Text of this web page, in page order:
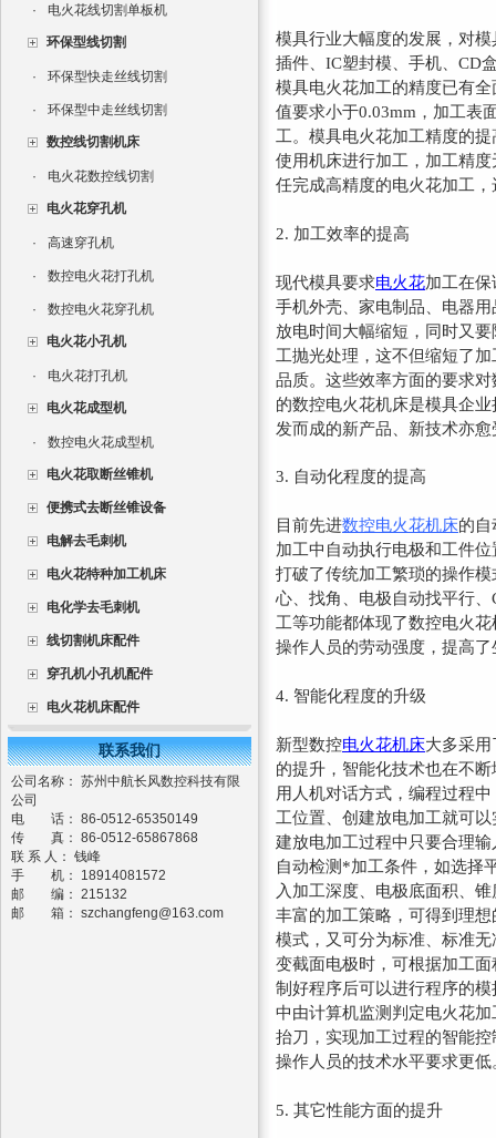
· 电火花线切割单板机
环保型线切割
· 环保型快走丝线切割
· 环保型中走丝线切割
数控线切割机床
· 电火花数控线切割
电火花穿孔机
· 高速穿孔机
· 数控电火花打孔机
· 数控电火花穿孔机
电火花小孔机
· 电火花打孔机
电火花成型机
· 数控电火花成型机
电火花取断丝锥机
便携式去断丝锥设备
电解去毛刺机
电火花特种加工机床
电化学去毛刺机
线切割机床配件
穿孔机小孔机配件
电火花机床配件
联系我们
公司名称： 苏州中航长风数控科技有限
公司
电 话： 86-0512-65350149
传 真： 86-0512-65867868
联 系 人： 钱峰
手 机： 18914081572
邮 编： 215132
邮 箱：szchangfeng@163.com
模具行业大幅度的发展，对
插件、 IC塑封模、手机、 CD
模具电火花加工的精度已有
值要求小于0.03mm ，加工表
工。模具电火花加工精度的
使用机床进行加工，加工精
任完成高精度的电火花加工
2. 加工效率的提高
现代模具要求电火花加工在
手机外壳、家电制品、电器
放电时间大幅缩短，同时又
工抛光处理，这不但缩短了
品质。这些效率方面的要求
的数控电火花机床是模具企
发而成的新产品、新技术亦愈
3. 自动化程度的提高
目前先进数控电火花机床的自
加工中自动执行电极和工件
打破了传统加工繁琐的操作
心、找角、电极自动找平行、
工等功能都体现了数控电火
操作人员的劳动强度，提高
4. 智能化程度的升级
新型数控电火花机床大多采
的提升，智能化技术也在不断
用人机对话方式，编程过程
工位置、创建放电加工就可
建放电加工过程中只要合理
自动检测*加工条件，如选择
入加工深度、电极底面积、
丰富的加工策略，可得到理
模式，又可分为标准、标准
变截面电极时，可根据加工
制好程序后可以进行程序的
中由计算机监测判定电火花
抬刀，实现加工过程的智能
操作人员的技术水平要求更低
5. 其它性能方面的提升